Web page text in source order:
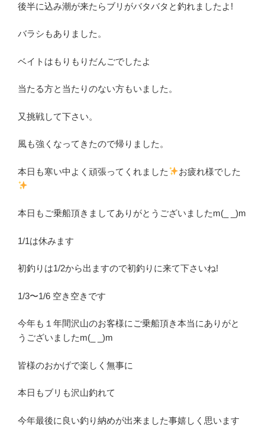
後半に込み潮が来たらブリがバタバタと釣れましたよ!
バラシもありました。
ベイトはもりもりだんごでしたよ
当たる方と当たりのない方もいました。
又挑戦して下さい。
風も強くなってきたので帰りました。
本日も寒い中よく頑張ってくれました お疲れ様でした
本日もご乗船頂きましてありがとうございましたm(_ _)m
1/1は休みます
初釣りは1/2から出ますので初釣りに来て下さいね!
1/3〜1/6 空き空きです
今年も１年間沢山のお客様にご乗船頂き本当にありがと
うございましたm(_ _)m
皆様のおかげで楽しく無事に
本日もブリも沢山釣れて
今年最後に良い釣り納めが出来ました事嬉しく思います